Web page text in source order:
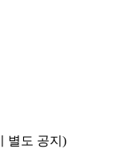
별도 공지)